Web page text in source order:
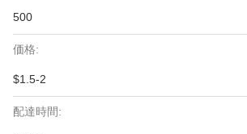
500
価格:
$1.5-2
配達時間: